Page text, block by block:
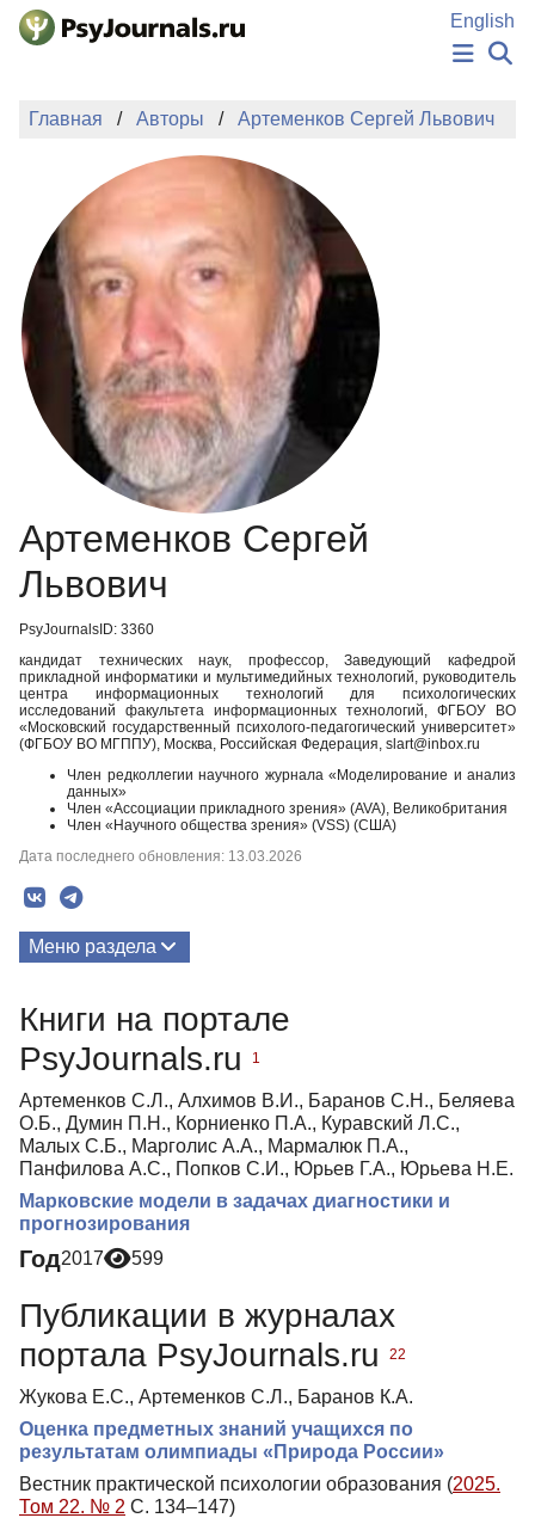
Перейти к основному содержанию
English
НОВОСТИ
АВТОРЫ
ПОДАТЬ РУКОПИСЬ
БАЗА ЗНАНИЙ
КЛЮЧЕВЫЕ СЛОВА
Регистрация
Главная Авторы Артеменков Сергей Львович
Артеменков Сергей
Львович
PsyJournalsID: 3360
кандидат технических наук, профессор, Заведующий кафедрой
прикладной информатики и мультимедийных технологий, руководитель
центра информационных технологий для психологических
исследований факультета информационных технологий, ФГБОУ ВО
«Московский государственный психолого-педагогический университет»
(ФГБОУ ВО МГППУ), Москва, Российская Федерация, slart@inbox.ru
Член редколлегии научного журнала «Моделирование и анализ
данных»
Член «Ассоциации прикладного зрения» (AVA), Великобритания
Член «Научного общества зрения» (VSS) (США)
Дата последнего обновления: 13.03.2026
Меню раздела
Книги на портале
PsyJournals.ru
1
Артеменков С.Л., Алхимов В.И., Баранов С.Н., Беляева
О.Б., Думин П.Н., Корниенко П.А., Куравский Л.С.,
Малых С.Б., Марголис А.А., Мармалюк П.А.,
Панфилова А.С., Попков С.И., Юрьев Г.А., Юрьева Н.Е.
Марковские модели в задачах диагностики и
прогнозирования
Год2017 599
Публикации в журналах
портала PsyJournals.ru
22
Жукова Е.С., Артеменков С.Л., Баранов К.А.
Оценка предметных знаний учащихся по
результатам олимпиады «Природа России»
Вестник практической психологии образования (2025.
Том 22. № 2 С. 134–147)